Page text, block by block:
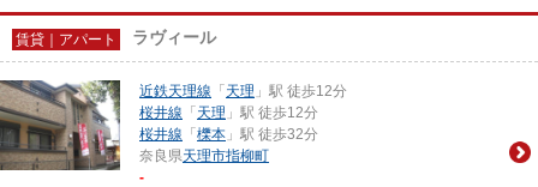
賃貸｜アパート ラヴィール
近鉄天理線 「 天理 」駅 徒歩12分
桜井線 「 天理 」駅 徒歩12分
桜井線 「 櫟本 」駅 徒歩32分
奈良県天理市指柳町
-